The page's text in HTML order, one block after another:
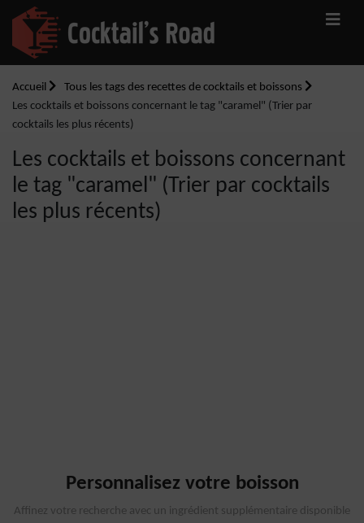
Accueil
Tous les tags des recettes de cocktails et boissons
Les cocktails et boissons concernant le tag "caramel" (Trier par
cocktails les plus récents)
Les cocktails et boissons concernant
le tag "caramel" (Trier par cocktails
les plus récents)
Personnalisez votre boisson
Affinez votre recherche avec un ingrédient supplémentaire disponible